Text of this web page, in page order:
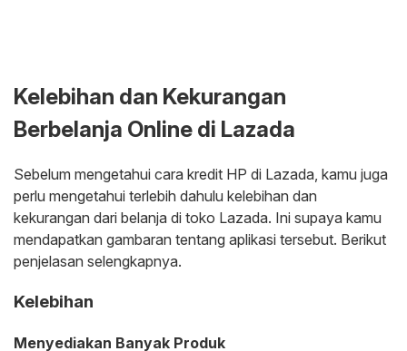
Kelebihan dan Kekurangan
Berbelanja Online di Lazada
Sebelum mengetahui cara kredit HP di Lazada, kamu juga
perlu mengetahui terlebih dahulu kelebihan dan
kekurangan dari belanja di toko Lazada. Ini supaya kamu
mendapatkan gambaran tentang aplikasi tersebut. Berikut
penjelasan selengkapnya.
Kelebihan
Menyediakan Banyak Produk